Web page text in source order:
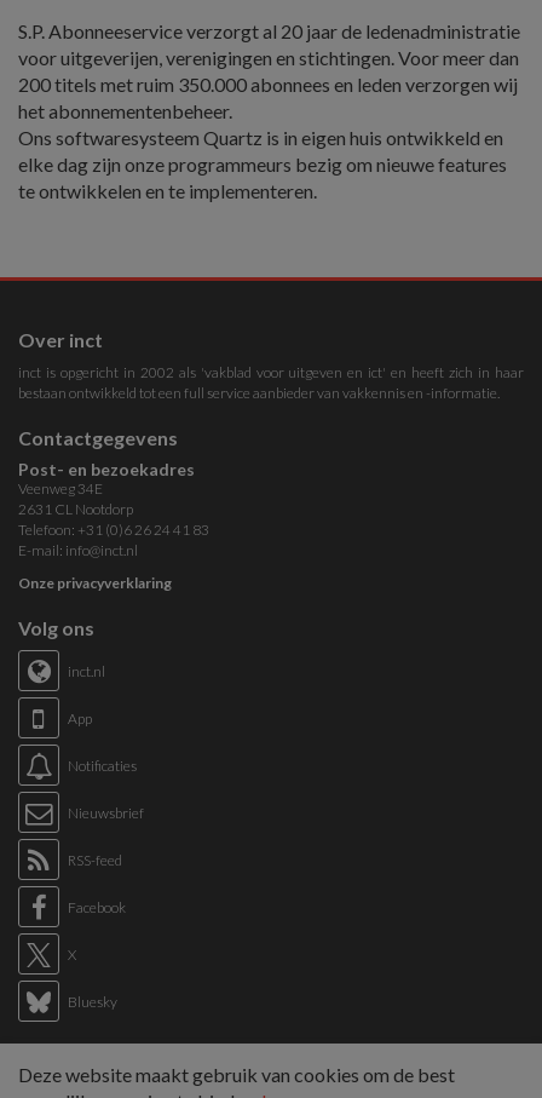
S.P. Abonneeservice verzorgt al 20 jaar de ledenadministratie
voor uitgeverijen, verenigingen en stichtingen. Voor meer dan
200 titels met ruim 350.000 abonnees en leden verzorgen wij
het abonnementenbeheer.
Ons softwaresysteem Quartz is in eigen huis ontwikkeld en
elke dag zijn onze programmeurs bezig om nieuwe features
te ontwikkelen en te implementeren.
Over inct
inct is opgericht in 2002 als 'vakblad voor uitgeven en ict' en heeft zich in haar
bestaan ontwikkeld tot een full service aanbieder van vakkennis en -informatie.
Contactgegevens
Post- en bezoekadres
Veenweg 34E
2631 CL Nootdorp
Telefoon: +31 (0)6 26 24 41 83
E-mail: info@inct.nl
Onze privacyverklaring
Volg ons
inct.nl
App
Notificaties
Nieuwsbrief
RSS-feed
Facebook
X
Bluesky
Deze website maakt gebruik van cookies om de best